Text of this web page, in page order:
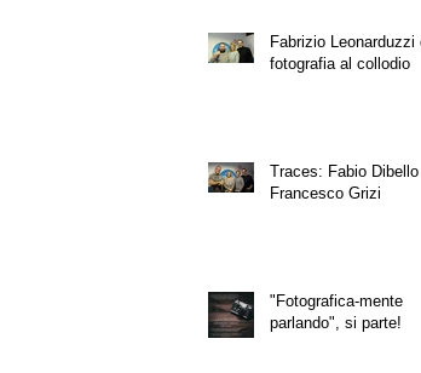
Fabrizio Leonarduzzi
fotografia al collodio
Traces: Fabio
Francesco Grizi
"Fotografica-mente
parlando", si parte!